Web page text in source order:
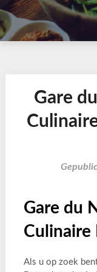
Gare
Gare du
Culinaire
Als u op zoek